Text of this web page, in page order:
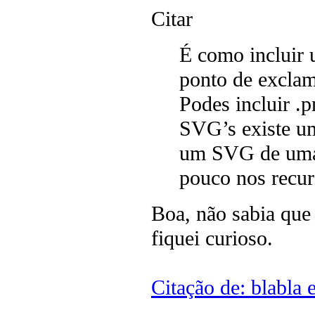
Citar
É como incluir
ponto de
Podes incluir
SVG’s existe
um SVG de
pouco nos
Boa, não sabia
fiquei curioso.
Citação de: blabla